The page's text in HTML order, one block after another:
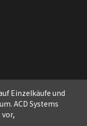
Einzelkäufe und
ACD Systems